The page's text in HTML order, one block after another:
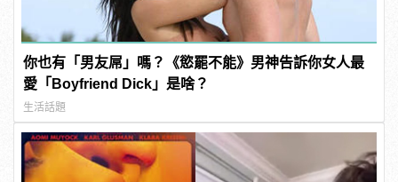
你也有「男友屌」嗎？《慾罷不能》男神告訴你女人最
愛「Boyfriend Dick」是啥？
生活話題